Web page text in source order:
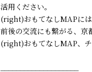
活用ください。
(right)おもてなしMAPに
前後の交流にも繋がる、京
(right)おもてなしMAP、チ